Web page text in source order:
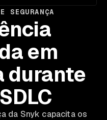
SEGURANÇA
em
durante
da Snyk capacita os